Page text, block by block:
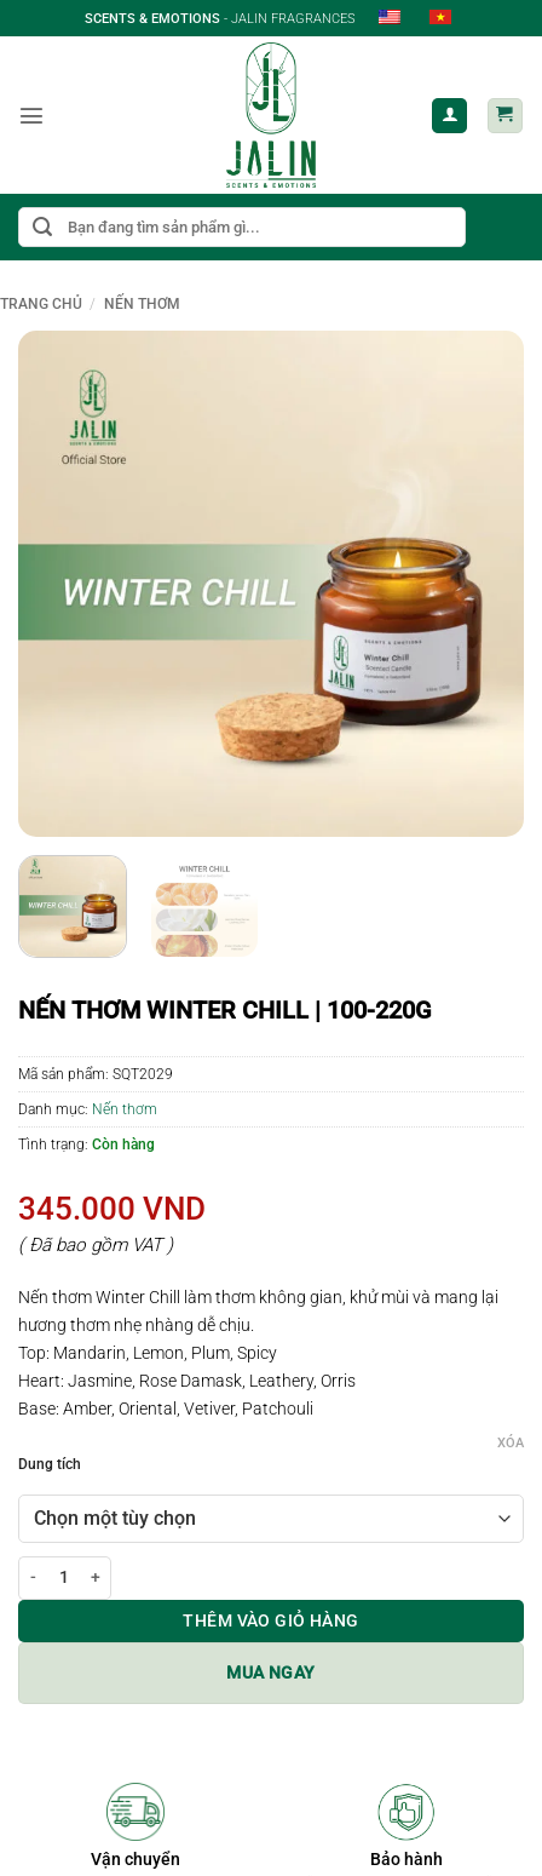
qua
SCENTS & EMOTIONS - JALIN FRAGRANCES
Tìm
kiếm:
TRANG CHỦ / NẾN THƠM
NẾN THƠM WINTER CHILL | 100-220G
Mã sản phẩm: SQT2029
Danh mục: Nến thơm
Tình trạng: Còn hàng
345.000 VND
( Đã bao gồm VAT )
Nến thơm Winter Chill làm thơm không gian, khử mùi và mang lại
hương thơm nhẹ nhàng dễ chịu.
Top: Mandarin, Lemon, Plum, Spicy
Heart: Jasmine, Rose Damask, Leathery, Orris
Base: Amber, Oriental, Vetiver, Patchouli
Dung tích
XÓA
Nến thơm WINTER CHILL | 100-220G số lượng
THÊM VÀO GIỎ HÀNG
MUA NGAY
Vận chuyển
Bảo hành